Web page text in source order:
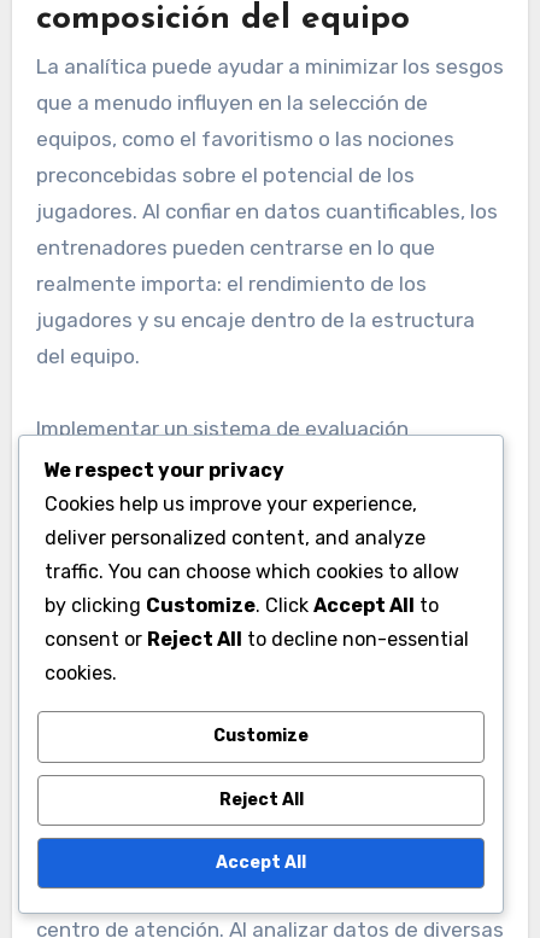
composición del equipo
La analítica puede ayudar a minimizar los sesgos
que a menudo influyen en la selección de
equipos, como el favoritismo o las nociones
preconcebidas sobre el potencial de los
jugadores. Al confiar en datos cuantificables, los
entrenadores pueden centrarse en lo que
realmente importa: el rendimiento de los
jugadores y su encaje dentro de la estructura
del equipo.
Implementar un sistema de evaluación
estandarizado basado en analítica puede
promover la equidad y la transparencia. Esto
asegura que todos los jugadores tengan
oportunidades iguales para mostrar sus
habilidades, independientemente de su origen o
experiencia previa.
Identificación de talento
potencial a través de la
La analítica puede descubrir talento oculto al
evaluar a jugadores que pueden no estar en el
centro de atención. Al analizar datos de diversas
We respect your privacy
Cookies help us improve your experience,
deliver personalized content, and analyze
traffic. You can choose which cookies to allow
by clicking Customize. Click Accept All to
consent or Reject All to decline non-essential
cookies.
Customize
Reject All
Accept All